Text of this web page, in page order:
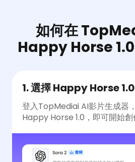
如何在
Happy Horse 1.0
1. 選擇 Happy Horse
登入TopMediai AI影片生成器
Happy Horse 1.0，即可開始創